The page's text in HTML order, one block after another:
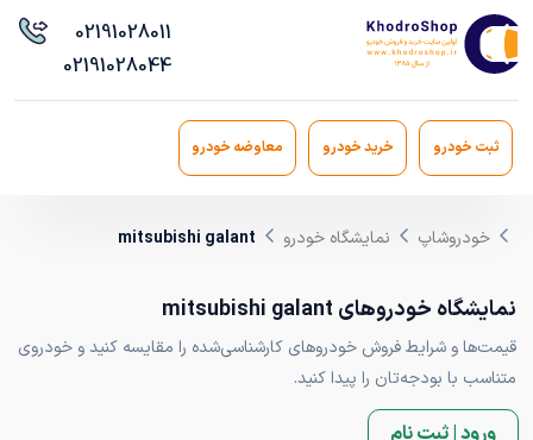
02191028011
02191028044
ثبت خودرو خرید خودرو معاوضه خودرو
خودروشاپ نمایشگاه خودرو mitsubishi galant
نمایشگاه خودروهای mitsubishi galant
قیمت‌ها و شرایط فروش خودروهای کارشناسی‌شده را مقایسه کنید و خودروی
متناسب با بودجه‌تان را پیدا کنید.
ورود | ثبت نام